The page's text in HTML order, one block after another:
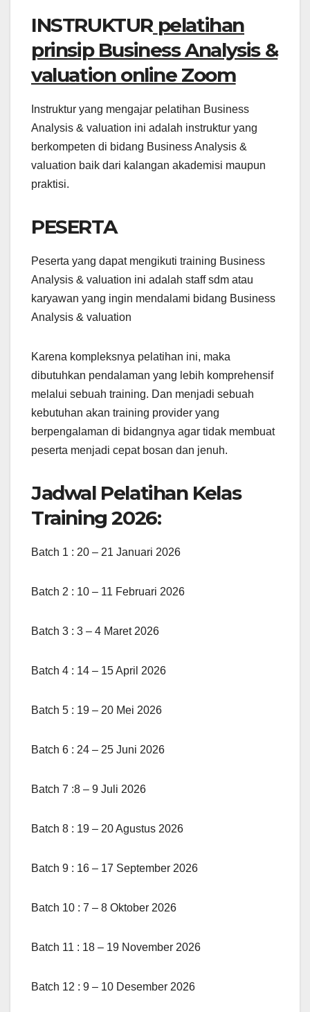
INSTRUKTUR pelatihan
prinsip Business Analysis &
valuation online Zoom
Instruktur yang mengajar pelatihan Business
Analysis & valuation ini adalah instruktur yang
berkompeten di bidang Business Analysis &
valuation baik dari kalangan akademisi maupun
praktisi.
PESERTA
Peserta yang dapat mengikuti training Business
Analysis & valuation ini adalah staff sdm atau
karyawan yang ingin mendalami bidang Business
Analysis & valuation
Karena kompleksnya pelatihan ini, maka
dibutuhkan pendalaman yang lebih komprehensif
melalui sebuah training. Dan menjadi sebuah
kebutuhan akan training provider yang
berpengalaman di bidangnya agar tidak membuat
peserta menjadi cepat bosan dan jenuh.
Jadwal Pelatihan Kelas
Training 2026:
Batch 1 : 20 – 21 Januari 2026
Batch 2 : 10 – 11 Februari 2026
Batch 3 : 3 – 4 Maret 2026
Batch 4 : 14 – 15 April 2026
Batch 5 : 19 – 20 Mei 2026
Batch 6 : 24 – 25 Juni 2026
Batch 7 :8 – 9 Juli 2026
Batch 8 : 19 – 20 Agustus 2026
Batch 9 : 16 – 17 September 2026
Batch 10 : 7 – 8 Oktober 2026
Batch 11 : 18 – 19 November 2026
Batch 12 : 9 – 10 Desember 2026